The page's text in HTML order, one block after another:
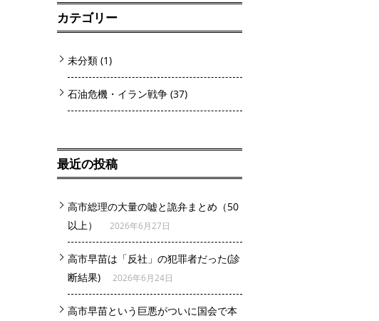
カテゴリー
未分類 (1)
石油危機・イラン戦争 (37)
最近の投稿
高市総理の大量の嘘と詭弁まとめ（50
以上）
2026年6月27日
高市早苗は「反社」の犯罪者だった(診
断結果)
2026年6月24日
高市早苗という巨悪がついに国会で本